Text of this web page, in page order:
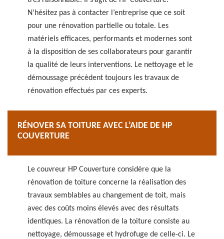
N’hésitez pas à contacter l’entreprise que ce soit
pour une rénovation partielle ou totale. Les
matériels efficaces, performants et modernes sont
à la disposition de ses collaborateurs pour garantir
la qualité de leurs interventions. Le nettoyage et le
démoussage précèdent toujours les travaux de
rénovation effectués par ces experts.
RÉNOVER SA TOITURE AVEC L’AIDE DE HP
COUVERTURE
Le couvreur HP Couverture considère que la
rénovation de toiture concerne la réalisation des
travaux semblables au changement de toit, mais
avec des coûts moins élevés avec des résultats
identiques. La rénovation de la toiture consiste au
nettoyage, démoussage et hydrofuge de celle-ci. Le